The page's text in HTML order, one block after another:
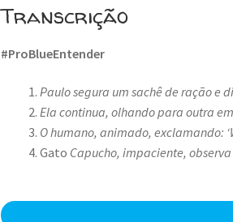
Transcrição
#ProBlueEntender
Paulo segura um sachê de ração e
Ela continua, olhando para outra
O humano, animado, exclamando:
Gato Capucho, impaciente, observa e